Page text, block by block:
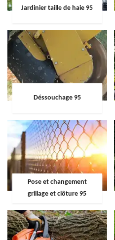
Jardinier taille de haie 95
Déssouchage 95
Pose et changement
grillage et clôture 95